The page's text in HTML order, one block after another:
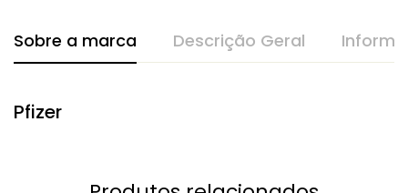
Sobre a marca Descrição Geral
Pfizer